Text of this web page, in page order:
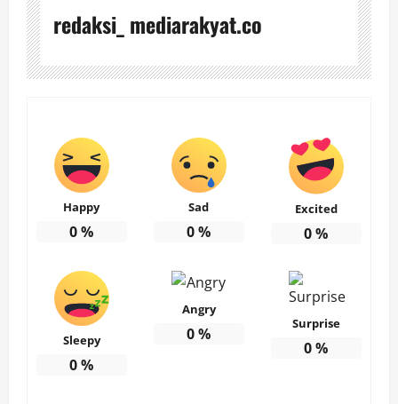
redaksi_ mediarakyat.co
Happy
0%
Sad
0%
Excited
0%
Sleepy
0%
Angry
0%
Surprise
0%